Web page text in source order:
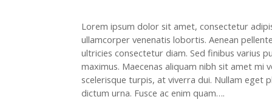
Lorem ipsum dolor sit amet, consectetur
ullamcorper venenatis lobortis. Aenean
ultricies consectetur diam. Sed finibus varius
maximus. Maecenas aliquam nibh sit amet mi
scelerisque turpis, at viverra dui. Nullam eget
dictum urna. Fusce ac enim quam….